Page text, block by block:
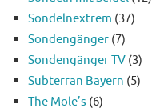
Sondelnextrem (37)
Sondengänger (7)
Sondengänger TV (3)
Subterran Bayern (5)
The Mole’s (6)